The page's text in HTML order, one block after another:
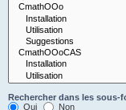
Rechercher dans les sous-
Oui
Non